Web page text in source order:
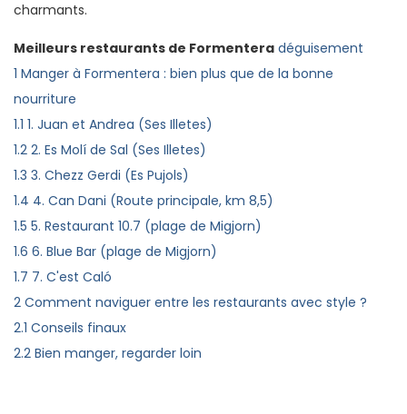
charmants.
Meilleurs restaurants de Formentera déguisement
1 Manger à Formentera : bien plus que de la bonne
nourriture
1.1 1. Juan et Andrea (Ses Illetes)
1.2 2. Es Molí de Sal (Ses Illetes)
1.3 3. Chezz Gerdi (Es Pujols)
1.4 4. Can Dani (Route principale, km 8,5)
1.5 5. Restaurant 10.7 (plage de Migjorn)
1.6 6. Blue Bar (plage de Migjorn)
1.7 7. C'est Caló
2 Comment naviguer entre les restaurants avec style ?
2.1 Conseils finaux
2.2 Bien manger, regarder loin